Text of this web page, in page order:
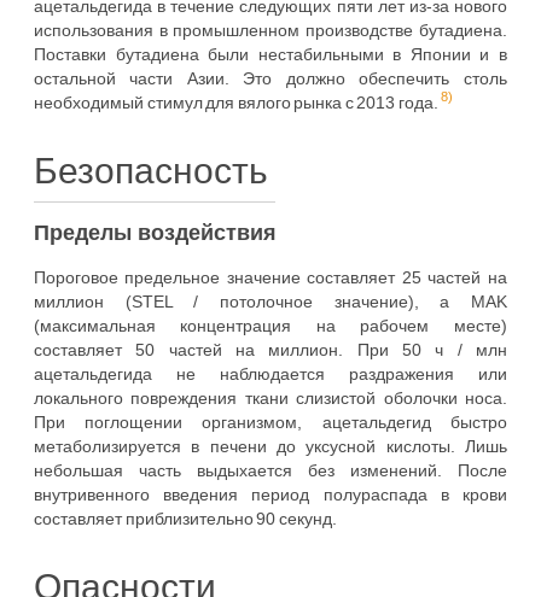
ацетальдегида в течение следующих пяти лет из-за нового
использования в промышленном производстве бутадиена.
Поставки бутадиена были нестабильными в Японии и в
остальной части Азии. Это должно обеспечить столь
необходимый стимул для вялого рынка с 2013 года.8)
Безопасность
Пределы воздействия
Пороговое предельное значение составляет 25 частей на
миллион (STEL / потолочное значение), а MAK
(максимальная концентрация на рабочем месте)
составляет 50 частей на миллион. При 50 ч / млн
ацетальдегида не наблюдается раздражения или
локального повреждения ткани слизистой оболочки носа.
При поглощении организмом, ацетальдегид быстро
метаболизируется в печени до уксусной кислоты. Лишь
небольшая часть выдыхается без изменений. После
внутривенного введения период полураспада в крови
составляет приблизительно 90 секунд.
Опасности